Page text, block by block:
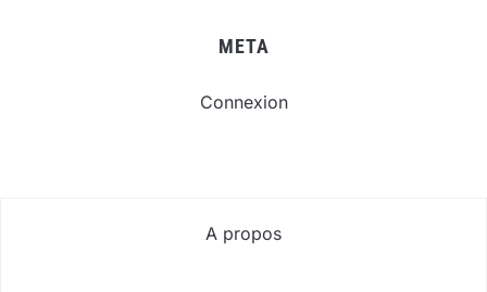
META
Connexion
A propos